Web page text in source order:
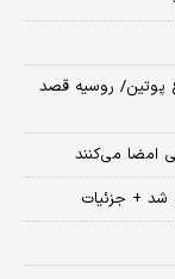
پوتین/ روسیه قصد
+ جزئیات